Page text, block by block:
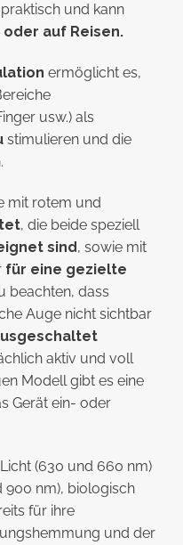
und kann
oder auf Reisen.
ermöglicht es,
usw.) als
stimulieren und die
mit rotem und
, die beide speziell
sind, sowie mit
für eine gezielte
beachten, dass
Auge nicht sichtbar
aktiv und voll
Modell gibt es eine
Gerät ein- oder
(630 und 660 nm)
900 nm), biologisch
für ihre
und der